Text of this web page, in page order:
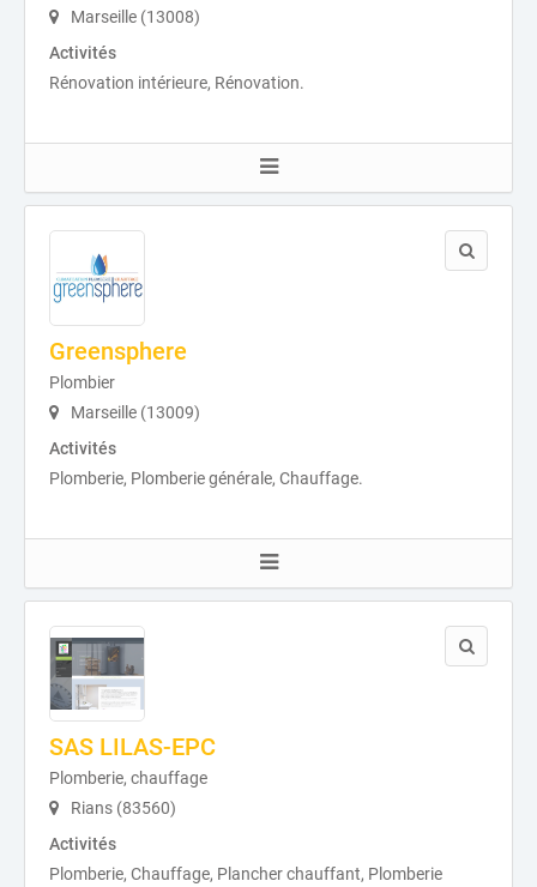
Marseille (13008)
Activités
Rénovation intérieure, Rénovation.
Greensphere
Plombier
Marseille (13009)
Activités
Plomberie, Plomberie générale, Chauffage.
SAS LILAS-EPC
Plomberie, chauffage
Rians (83560)
Activités
Plomberie, Chauffage, Plancher chauffant, Plomberie